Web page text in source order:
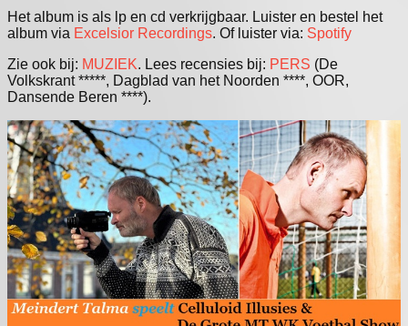
Het album is als lp en cd verkrijgbaar. Luister en bestel het
album via Excelsior Recordings. Of luister via: Spotify
Zie ook bij: MUZIEK. Lees recensies bij: PERS (De
Volkskrant *****, Dagblad van het Noorden ****, OOR,
Dansende Beren ****).